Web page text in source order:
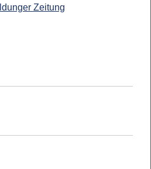
Zeitung